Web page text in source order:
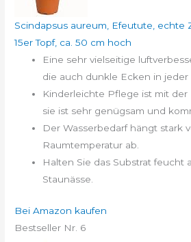
Scindapsus aureum, Efeutute, echte
15er Topf, ca. 50 cm hoch
Eine sehr vielseitige
die auch dunkle Ecken in jeder
Kinderleichte Pflege ist mit
sie ist sehr genügsam und
Der Wasserbedarf hängt stark
Raumtemperatur ab.
Halten Sie das Substrat feucht
Staunässe.
Bei Amazon kaufen
Bestseller Nr. 6